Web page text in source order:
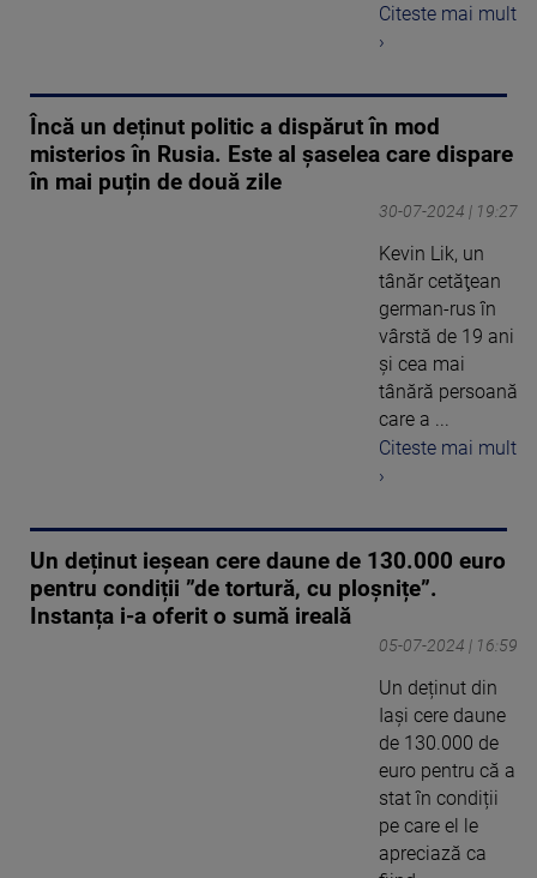
Citeste mai mult
›
Încă un deținut politic a dispărut în mod
misterios în Rusia. Este al șaselea care dispare
în mai puțin de două zile
30-07-2024 | 19:27
Kevin Lik, un
tânăr cetăţean
german-rus în
vârstă de 19 ani
şi cea mai
tânără persoană
care a ...
Citeste mai mult
›
Un deținut ieșean cere daune de 130.000 euro
pentru condiții ”de tortură, cu ploșnițe”.
Instanța i-a oferit o sumă ireală
05-07-2024 | 16:59
Un deținut din
Iași cere daune
de 130.000 de
euro pentru că a
stat în condiții
pe care el le
apreciază ca